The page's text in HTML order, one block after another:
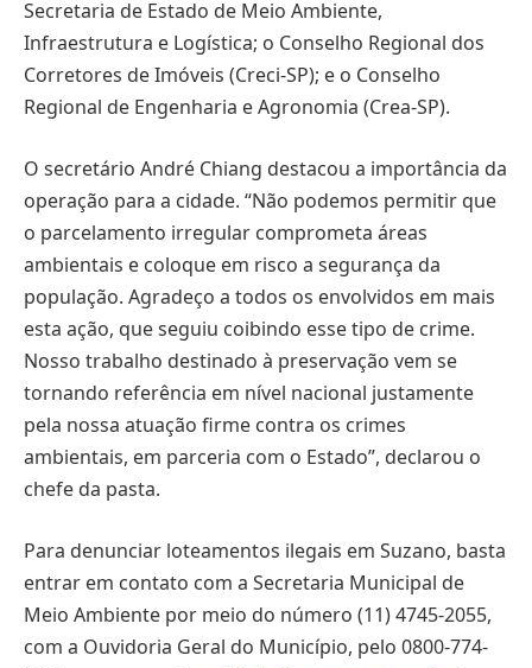
Secretaria de Estado de Meio Ambiente,
Infraestrutura e Logística; o Conselho Regional dos
Corretores de Imóveis (Creci-SP); e o Conselho
Regional de Engenharia e Agronomia (Crea-SP).
O secretário André Chiang destacou a importância da
operação para a cidade. “Não podemos permitir que
o parcelamento irregular comprometa áreas
ambientais e coloque em risco a segurança da
população. Agradeço a todos os envolvidos em mais
esta ação, que seguiu coibindo esse tipo de crime.
Nosso trabalho destinado à preservação vem se
tornando referência em nível nacional justamente
pela nossa atuação firme contra os crimes
ambientais, em parceria com o Estado”, declarou o
chefe da pasta.
Para denunciar loteamentos ilegais em Suzano, basta
entrar em contato com a Secretaria Municipal de
Meio Ambiente por meio do número (11) 4745-2055,
com a Ouvidoria Geral do Município, pelo 0800-774-